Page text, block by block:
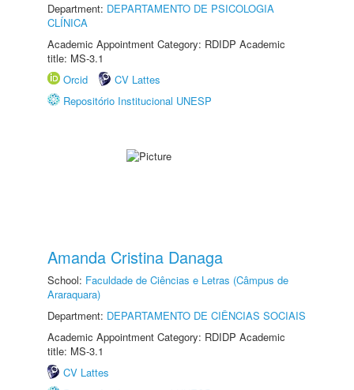
Department: DEPARTAMENTO DE PSICOLOGIA
CLÍNICA
Academic Appointment Category: RDIDP Academic
title: MS-3.1
Orcid
CV Lattes
Repositório Institucional UNESP
Amanda Cristina Danaga
School: Faculdade de Ciências e Letras (Câmpus de
Araraquara)
Department: DEPARTAMENTO DE CIÊNCIAS SOCIAIS
Academic Appointment Category: RDIDP Academic
title: MS-3.1
CV Lattes